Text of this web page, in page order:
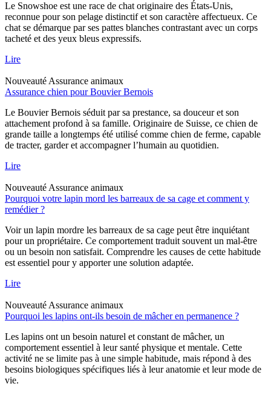
Le Snowshoe est une race de chat originaire des États-Unis,
reconnue pour son pelage distinctif et son caractère affectueux. Ce
chat se démarque par ses pattes blanches contrastant avec un corps
tacheté et des yeux bleus expressifs.
Lire
Nouveauté Assurance animaux
Assurance chien pour Bouvier Bernois
Le Bouvier Bernois séduit par sa prestance, sa douceur et son
attachement profond à sa famille. Originaire de Suisse, ce chien de
grande taille a longtemps été utilisé comme chien de ferme, capable
de tracter, garder et accompagner l’humain au quotidien.
Lire
Nouveauté Assurance animaux
Pourquoi votre lapin mord les barreaux de sa cage et comment y
remédier ?
Voir un lapin mordre les barreaux de sa cage peut être inquiétant
pour un propriétaire. Ce comportement traduit souvent un mal-être
ou un besoin non satisfait. Comprendre les causes de cette habitude
est essentiel pour y apporter une solution adaptée.
Lire
Nouveauté Assurance animaux
Pourquoi les lapins ont-ils besoin de mâcher en permanence ?
Les lapins ont un besoin naturel et constant de mâcher, un
comportement essentiel à leur santé physique et mentale. Cette
activité ne se limite pas à une simple habitude, mais répond à des
besoins biologiques spécifiques liés à leur anatomie et leur mode de
vie.